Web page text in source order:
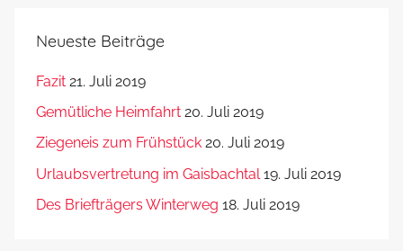
Neueste Beiträge
Fazit 21. Juli 2019
Gemütliche Heimfahrt 20. Juli 2019
Ziegeneis zum Frühstück 20. Juli 2019
Urlaubsvertretung im Gaisbachtal 19. Juli 2019
Des Briefträgers Winterweg 18. Juli 2019